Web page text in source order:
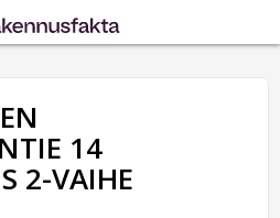
14
2-VAIHE